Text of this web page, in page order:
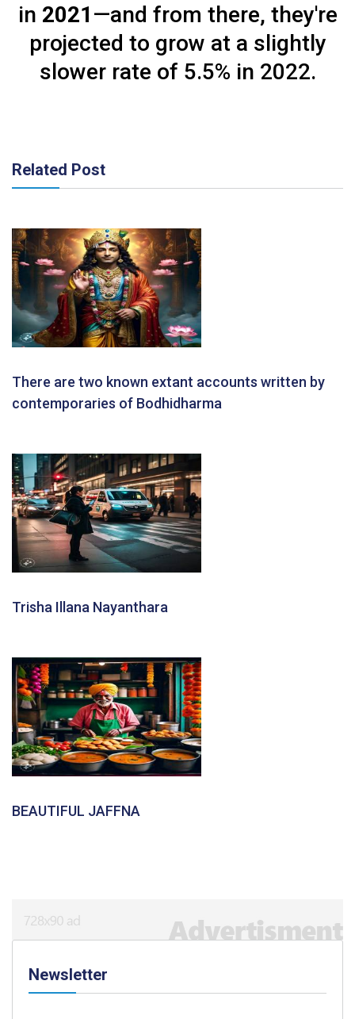
in 2021 —and from there, they're
projected to grow at a slightly
slower rate of 5.5% in 2022.
Related Post
There are two known extant accounts written by
contemporaries of Bodhidharma
Trisha Illana Nayanthara
BEAUTIFUL JAFFNA
Newsletter